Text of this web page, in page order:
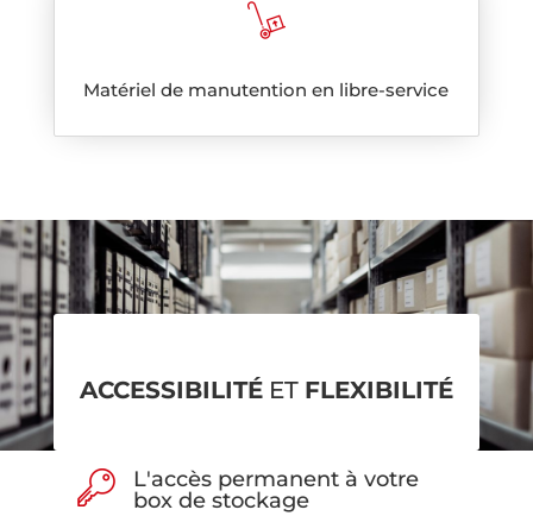
Matériel de manutention en libre-service
ACCESSIBILITÉET FLEXIBILITÉ
L'accès permanent à votre
box de stockage